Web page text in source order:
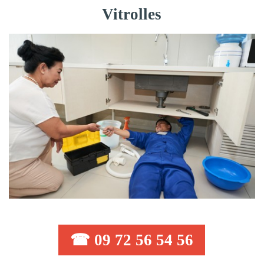
Vitrolles
☎ 09 72 56 54 56